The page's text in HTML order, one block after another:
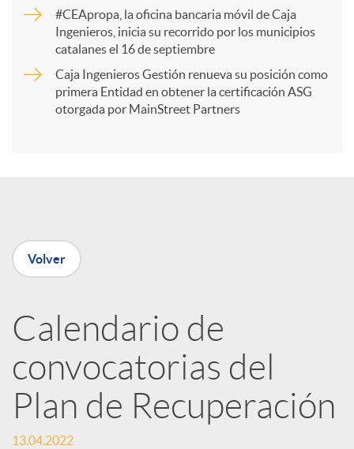
r
t
n
R
e
d
#CEApropa, la oficina bancaria móvil de Caja
Ingenieros, inicia su recorrido por los municipios
catalanes el 16 de septiembre
Caja Ingenieros Gestión renueva su posición como
primera Entidad en obtener la certificación ASG
otorgada por MainStreet Partners
Volver
Calendario de
convocatorias del
Plan de Recuperación
13.04.2022